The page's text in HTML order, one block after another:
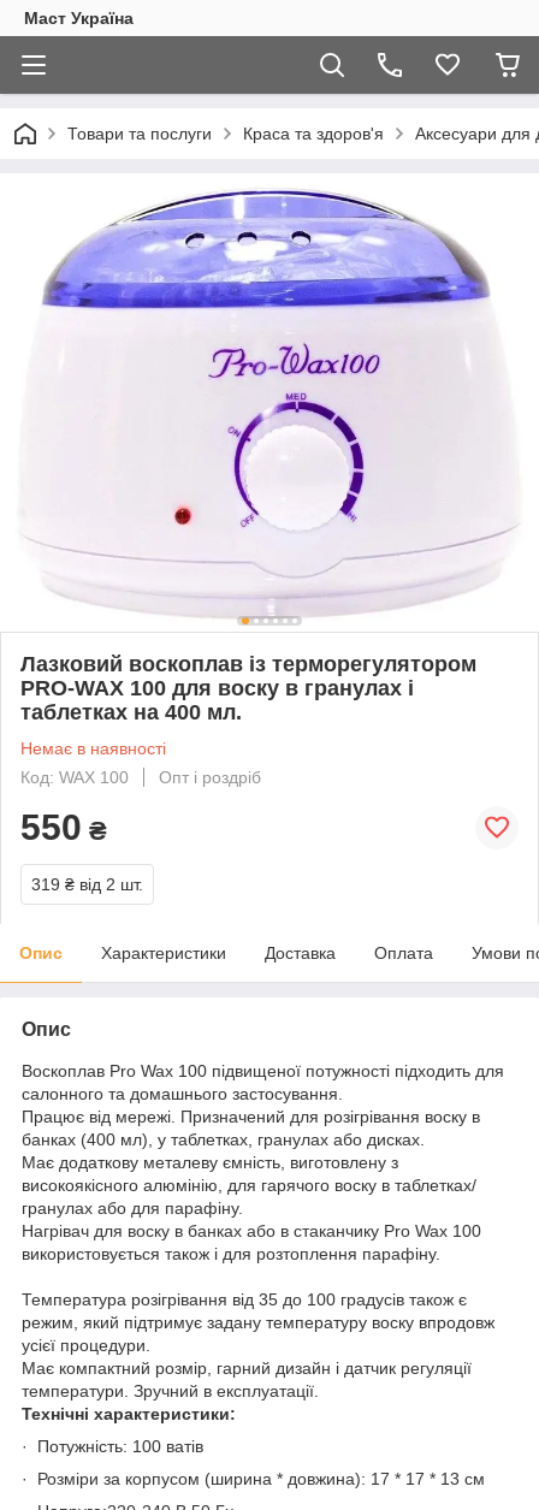
Маст Україна
Товари та послуги Краса та здоров'я Аксесуари для
Лазковий воскоплав із терморегулятором
PRO-WAX 100 для воску в гранулах і
таблетках на 400 мл.
Немає в наявності
Код: WAX 100
Опт і роздріб
550 ₴
319 ₴ від 2 шт.
Опис Характеристики Доставка Оплата Умови
Опис
Воскоплав Pro Wax 100 підвищеної потужності підходить для
салонного та домашнього застосування.
Працює від мережі. Призначений для розігрівання воску в
банках (400 мл), у таблетках, гранулах або дисках.
Має додаткову металеву ємність, виготовлену з
високоякісного алюмінію, для гарячого воску в таблетках/
гранулах або для парафіну.
Нагрівач для воску в банках або в стаканчику Pro Wax 100
використовується також і для розтоплення парафіну.
Температура розігрівання від 35 до 100 градусів також є
режим, який підтримує задану температуру воску впродовж
усієї процедури.
Має компактний розмір, гарний дизайн і датчик регуляції
температури. Зручний в експлуатації.
Технічні характеристики:
· Потужність: 100 ватів
· Розміри за корпусом (ширина * довжина): 17 * 17 * 13 см